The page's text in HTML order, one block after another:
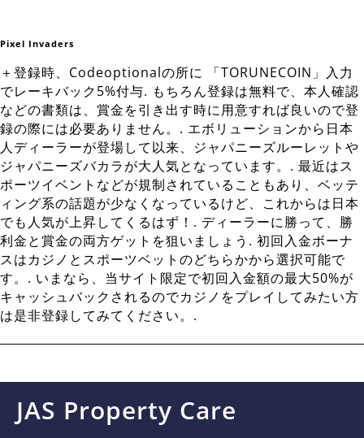
Pixel Invaders
＋登録時、Codeoptionalの所に 「TORUNECOIN」入力
でレーキバック5%付与. もちろん登録は無料で、本人確認
などの書類は、賞金を引き出す時に用意すれば良いので登
録の際には必要ありません。. エボリューションから日本
人ディーラーが登場して以来、ジャパニーズルーレットや
ジャパニーズバカラが大人気となっています。. 最近はス
ポーツイベントなどが規制されていることもあり、ベッテ
ィング系の話題が少なくなっているけど、これからは日本
でも人気が上昇してくるはず！. ディーラーに勝って、勝
利金と賞金の両方ゲットを狙いましょう. 初回入金ボーナ
スはカジノとスポーツベットのどちらかから選択可能で
す。. いまなら、当サイト限定で初回入金額の最大50%が
キャッシュバックされるのでカジノをプレイしてみたい方
は是非登録してみてください。.
JAS Property Care